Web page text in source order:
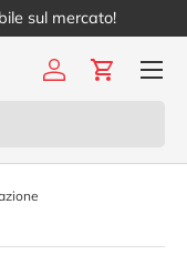
sul mercato!
AccediCarrello
Menu